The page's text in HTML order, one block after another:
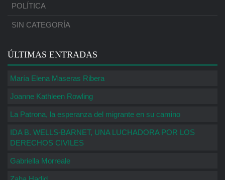
POLÍTICA
SIN CATEGORÍA
ÚLTIMAS ENTRADAS
María Elena Maseras Ribera
Joanne Kathleen Rowling
La Patrona, la esperanza del migrante en su camino
IDA B. WELLS-BARNET, UNA LUCHADORA POR LOS
DERECHOS CIVILES
Gabriella Morreale